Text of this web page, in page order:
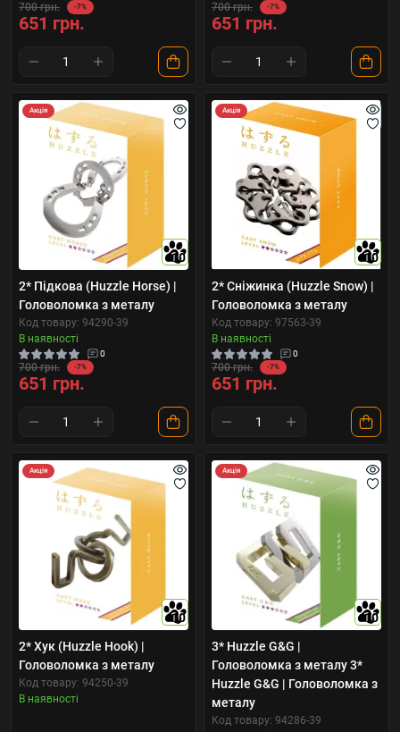
700 грн. -7%
651 грн.
700 грн. -7%
651 грн.
Акція
10
2* Підкова (Huzzle Horse) |
Головоломка з металу
Код товару: 94290-39
В наявності
0
700 грн. -7%
651 грн.
Акція
10
2* Сніжинка (Huzzle Snow) |
Головоломка з металу
Код товару: 97563-39
В наявності
0
700 грн. -7%
651 грн.
Акція
10
2* Хук (Huzzle Hook) |
Головоломка з металу
Код товару: 94250-39
В наявності
Акція
10
3* Huzzle G&G |
Головоломка з металу 3*
Huzzle G&G | Головоломка з
металу
Код товару: 94286-39